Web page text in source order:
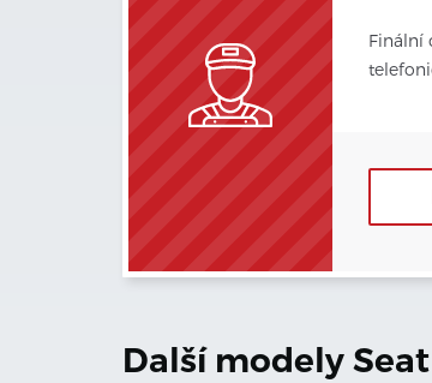
Finální
Další modely Seat